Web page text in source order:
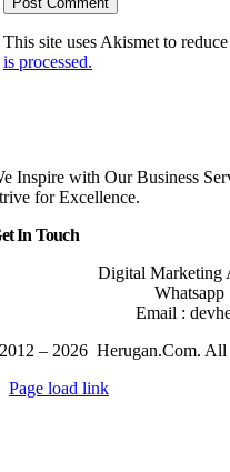
This site uses Akismet to reduce
is processed.
Inspire with Our Business
for Excellence.
In Touch
Digital Marketing
Whatsapp
Email :
2012 – 2026 Herugan.Com. All
Page load link